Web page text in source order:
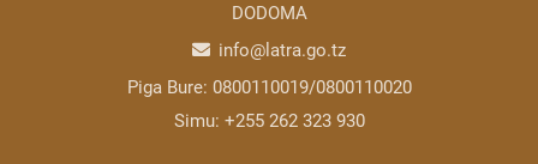
DODOMA
info@latra.go.tz
Piga Bure: 0800110019/0800110020
Simu: +255 262 323 930